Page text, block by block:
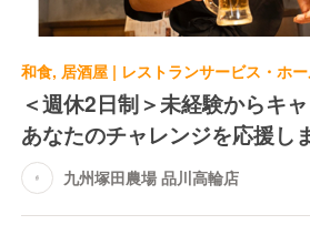
「スタッフの笑顔に癒される」
お客様もスタッフも笑顔いっぱい
く、そして元気になれるお店。
かしこまった接客ではなく、明る
の距離が近い接客ができる環境で
和食, 居酒屋 | レストランサービス・ホ
＜週休2日制＞未経験からキ
あなたのチャレンジを応援し
九州塚田農場 品川高輪店